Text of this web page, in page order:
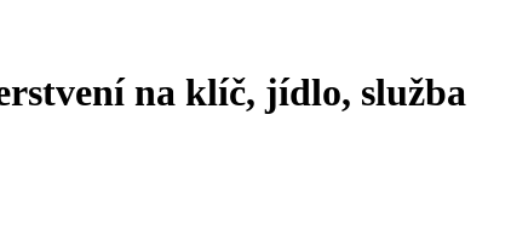
na klíč, jídlo, služba